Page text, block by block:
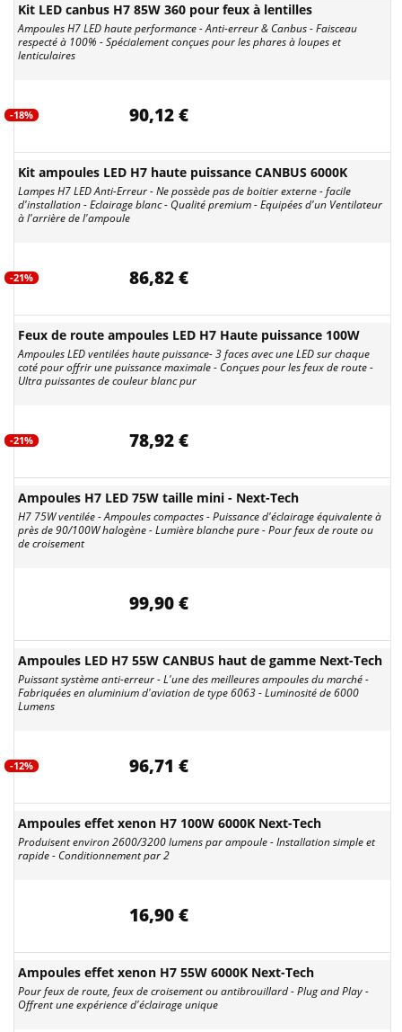
Kit LED canbus H7 85W 360 pour feux à lentilles
Ampoules H7 LED haute performance - Anti-erreur & Canbus - Faisceau
respecté à 100% - Spécialement conçues pour les phares à loupes et
lenticulaires
-18% 90,12 €
Kit ampoules LED H7 haute puissance CANBUS 6000K
Lampes H7 LED Anti-Erreur - Ne possède pas de boitier externe - facile
d'installation - Eclairage blanc - Qualité premium - Equipées d'un Ventilateur
à l'arrière de l'ampoule
-21% 86,82 €
Feux de route ampoules LED H7 Haute puissance 100W
Ampoules LED ventilées haute puissance- 3 faces avec une LED sur chaque
coté pour offrir une puissance maximale - Conçues pour les feux de route -
Ultra puissantes de couleur blanc pur
-21% 78,92 €
Ampoules H7 LED 75W taille mini - Next-Tech
H7 75W ventilée - Ampoules compactes - Puissance d'éclairage équivalente à
près de 90/100W halogène - Lumière blanche pure - Pour feux de route ou
de croisement
99,90 €
Ampoules LED H7 55W CANBUS haut de gamme Next-Tech
Puissant système anti-erreur - L'une des meilleures ampoules du marché -
Fabriquées en aluminium d'aviation de type 6063 - Luminosité de 6000
Lumens
-12% 96,71 €
Ampoules effet xenon H7 100W 6000K Next-Tech
Produisent environ 2600/3200 lumens par ampoule - Installation simple et
rapide - Conditionnement par 2
16,90 €
Ampoules effet xenon H7 55W 6000K Next-Tech
Pour feux de route, feux de croisement ou antibrouillard - Plug and Play -
Offrent une expérience d'éclairage unique